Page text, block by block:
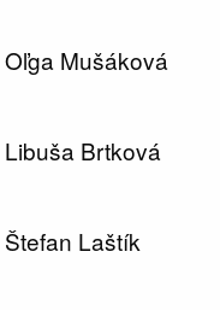
Mušáková
Brtková
Laštík